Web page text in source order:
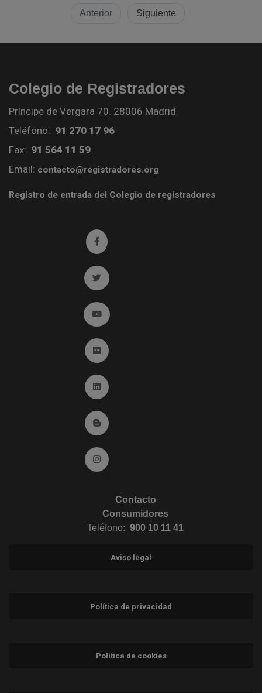
Anterior Siguiente
Colegio de Registradores
Príncipe de Vergara 70. 28006 Madrid
Teléfono: 91 270 17 96
Fax: 91 564 11 59
Email: contacto@registradores.org
Registro de entrada del Colegio de registradores
Ir a facebook (abre en ventana nueva)
Ir a twitter (abre en ventana nueva)
Ir a YouTube (abre en ventana nueva)
Ir a Flickr (abre en ventana nueva)
Ir a Linkedin (abre en ventana nueva)
Ir al Blog (abre en ventana nueva)
Ir a Instagram (abre en ventana nueva)
Contacto
Consumidores
Teléfono: 900 10 11 41
Aviso legal
Política de privacidad
Política de cookies